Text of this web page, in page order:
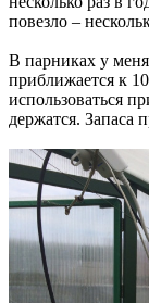
повезло –
В парниках у меня
приближается к
использоваться
держатся. Запаса